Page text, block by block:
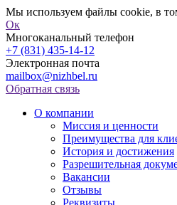
Мы используем файлы cookie, в
Ок
Многоканальный телефон
+7 (831) 435-14-12
Электронная почта
mailbox@nizhbel.ru
Обратная связь
О компании
Миссия и ценности
Преимущества для
История и достижения
Разрешительная
Вакансии
Отзывы
Реквизиты